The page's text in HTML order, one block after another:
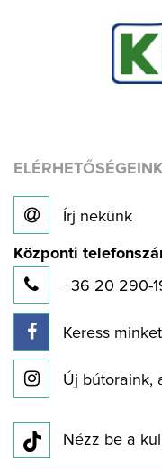
ELÉRHETŐSÉGEINK
Írj nekünk
Központi
+36 20 290-
Keress
Új bútoraink,
Nézz be a